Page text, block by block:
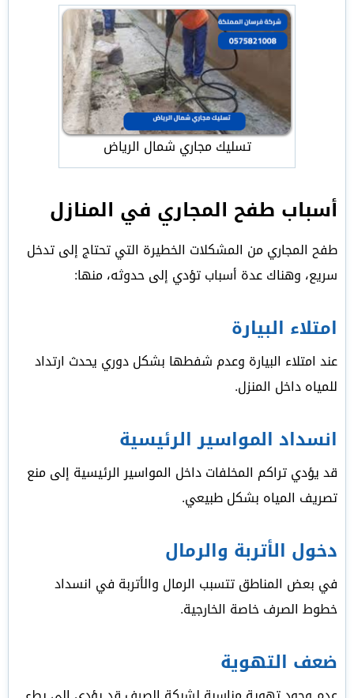
تسليك مجاري شمال الرياض
أسباب طفح المجاري في المنازل
طفح المجاري من المشكلات الخطيرة التي تحتاج إلى تدخل
سريع، وهناك عدة أسباب تؤدي إلى حدوثه، منها:
امتلاء البيارة
عند امتلاء البيارة وعدم شفطها بشكل دوري يحدث ارتداد
للمياه داخل المنزل.
انسداد المواسير الرئيسية
قد يؤدي تراكم المخلفات داخل المواسير الرئيسية إلى منع
تصريف المياه بشكل طبيعي.
دخول الأتربة والرمال
في بعض المناطق تتسبب الرمال والأتربة في انسداد
خطوط الصرف خاصة الخارجية.
ضعف التهوية